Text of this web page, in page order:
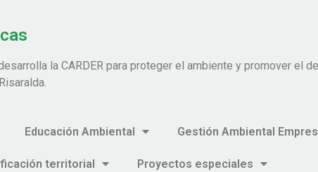
la CARDER para proteger el ambiente y promover el
Educación Ambiental Gestión Ambiental
territorial Proyectos especiales